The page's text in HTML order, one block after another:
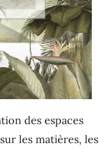
des espaces
les matières, les